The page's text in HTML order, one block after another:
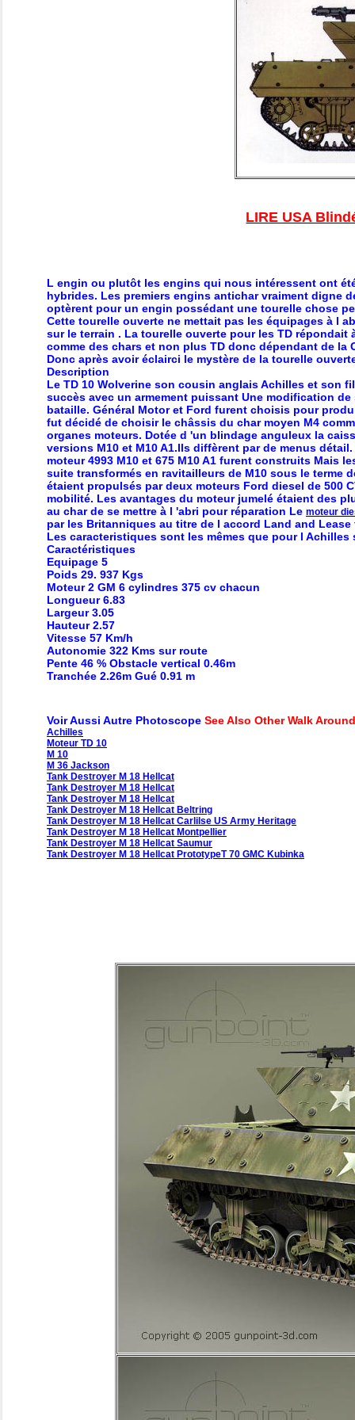
LIRE USA
L engin ou plutôt les engins qui nous intéressent ont
hybrides. Les premiers engins antichar vraiment digne
optèrent pour un engin possédant une tourelle chose
Cette tourelle ouverte ne mettait pas les équipages à l
sur le terrain . La tourelle ouverte pour les TD
comme des chars et non plus TD donc dépendant de la
Donc après avoir éclairci le mystère de la tourelle
Description
Le TD 10 Wolverine son cousin anglais Achilles et son
succès avec un armement puissant Une modification
bataille. Général Motor et Ford furent choisis pour
fut décidé de choisir le châssis du char moyen M4
organes moteurs. Dotée d 'un blindage anguleux la
versions M10 et M10 A1.Ils diffèrent par de menus
moteur 4993 M10 et 675 M10 A1 furent construits Mais
suite transformés en ravitailleurs de M10 sous le terme
étaient propulsés par deux moteurs Ford diesel de 500
mobilité. Les avantages du moteur jumelé étaient des
au char de se mettre à l 'abri pour réparation Le moteur
par les Britanniques au titre de l accord Land and
Les caracteristiques sont les mêmes que pour l
Caractéristiques
Equipage 5
Poids 29. 937 Kgs
Moteur 2 GM 6 cylindres 375 cv chacun
Longueur 6.83
Largeur 3.05
Hauteur 2.57
Vitesse 57 Km/h
Autonomie 322 Kms sur route
Pente 46 % Obstacle vertical 0.46m
Tranchée 2.26m Gué 0.91 m
Voir Aussi Autre Photoscope See Also Other Walk Around
Achilles
Moteur TD 10
M 10
M 36 Jackson
Tank Destroyer M 18 Hellcat
Tank Destroyer M 18 Hellcat
Tank Destroyer M 18 Hellcat
Tank Destroyer M 18 Hellcat Beltring
Tank Destroyer M 18 Hellcat Carlilse US Army Heritage
Tank Destroyer M 18 Hellcat Montpellier
Tank Destroyer M 18 Hellcat Saumur
Tank Destroyer M 18 Hellcat PrototypeT 70 GMC Kubinka